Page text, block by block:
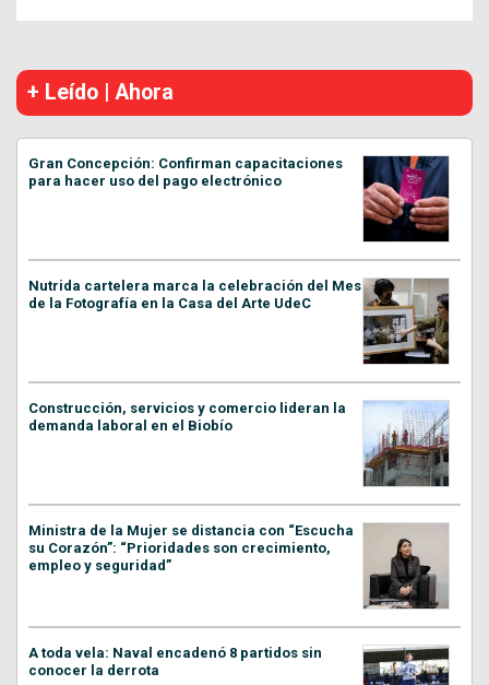
+ Leído | Ahora
Gran Concepción: Confirman capacitaciones
para hacer uso del pago electrónico
Nutrida cartelera marca la celebración del Mes
de la Fotografía en la Casa del Arte UdeC
Construcción, servicios y comercio lideran la
demanda laboral en el Biobío
Ministra de la Mujer se distancia con “Escucha
su Corazón”: “Prioridades son crecimiento,
empleo y seguridad”
A toda vela: Naval encadenó 8 partidos sin
conocer la derrota